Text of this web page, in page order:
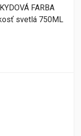
FARBA
svetlá 750ML